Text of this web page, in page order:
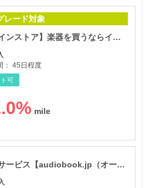
レード対象
【イケベ楽器店オンラインストア】楽器を買うならイケベ！
45日程度
可
%
オーディオブック配信サービス【audiobook.jp（オーディオブックドットジェイピー）】